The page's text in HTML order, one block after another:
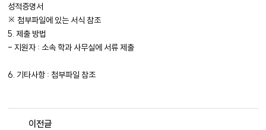
성적증명서
※ 첨부파일에 있는 서식 참조
5. 제출 방법
- 지원자 : 소속 학과 사무실에 서류 제출
6. 기타사항 : 첨부파일 참조
이전글